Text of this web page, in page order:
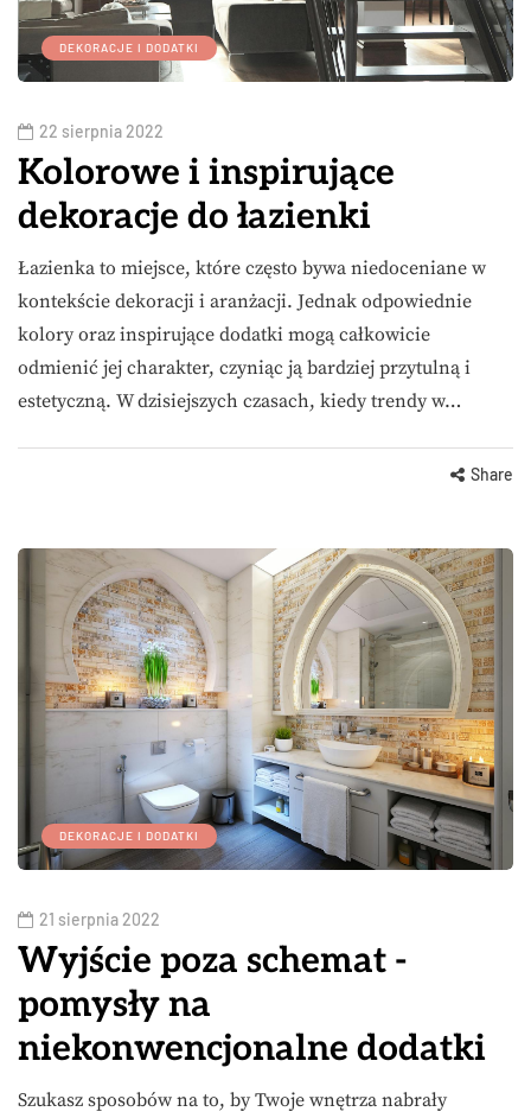
DEKORACJE I DODATKI
22 sierpnia 2022
Kolorowe i inspirujące
dekoracje do łazienki
Łazienka to miejsce, które często bywa niedoceniane w
kontekście dekoracji i aranżacji. Jednak odpowiednie
kolory oraz inspirujące dodatki mogą całkowicie
odmienić jej charakter, czyniąc ją bardziej przytulną i
estetyczną. W dzisiejszych czasach, kiedy trendy w…
Share
DEKORACJE I DODATKI
21 sierpnia 2022
Wyjście poza schemat -
pomysły na
niekonwencjonalne dodatki
Szukasz sposobów na to, by Twoje wnętrza nabrały